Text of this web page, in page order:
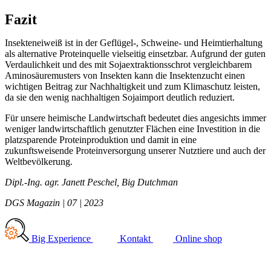
Fazit
Insekteneiweiß ist in der Geflügel-, Schweine- und Heimtierhaltung
als alternative Proteinquelle vielseitig einsetzbar. Aufgrund der guten
Verdaulichkeit und des mit Sojaextraktionsschrot vergleichbarem
Aminosäuremusters von Insekten kann die Insektenzucht einen
wichtigen Beitrag zur Nachhaltigkeit und zum Klimaschutz leisten,
da sie den wenig nachhaltigen Sojaimport deutlich reduziert.
Für unsere heimische Landwirtschaft bedeutet dies angesichts immer
weniger landwirtschaftlich genutzter Flächen eine Investition in die
platzsparende Proteinproduktion und damit in eine
zukunftsweisende Proteinversorgung unserer Nutztiere und auch der
Weltbevölkerung.
Dipl.-Ing. agr. Janett Peschel, Big Dutchman
DGS Magazin | 07 | 2023
Big Experience Kontakt Online shop